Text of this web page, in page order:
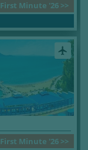
First Minute '26 >>
airplanemode_active
First Minute '26 >>